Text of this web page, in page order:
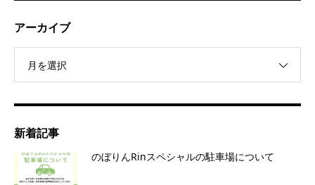
アーカイブ
月を選択
新着記事
のぼりんRinスペシャルの駐車場について